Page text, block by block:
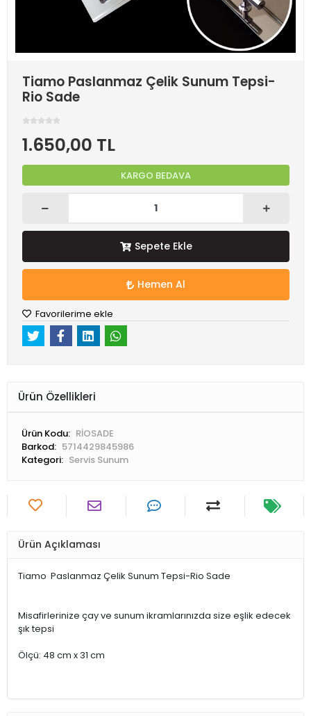
Tiamo Paslanmaz Çelik Sunum Tepsi-
Rio Sade
1.650,00 TL
KARGO BEDAVA
Sepete Ekle
Hemen Al
Favorilerime ekle
Ürün Özellikleri
Ürün Kodu: RİOSADE
Barkod: 5714429845986
Kategori: Servis Sunum
Ürün Açıklaması
Tiamo Paslanmaz Çelik Sunum Tepsi-Rio Sade
Misafirlerinize çay ve sunum ikramlarınızda size eşlik edecek
şık tepsi
Ölçü: 48 cm x 31 cm